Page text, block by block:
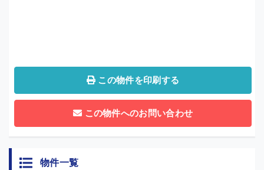
この物件を印刷する
この物件へのお問い合わせ
物件一覧